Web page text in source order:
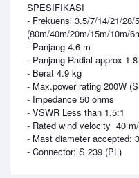
SPESIFIKASI
- Frekuensi 3.5/7/14/21/28/
(80m/40m/20m/15m/10m/
- Panjang 4.6 m
- Panjang Radial approx
- Berat 4.9 kg
- Max.power rating 200W
- Impedance 50 ohms
- VSWR Less than 1.5:1
- Rated wind velocity 40
- Mast diameter accepted:
- Connector: S 239 (PL)